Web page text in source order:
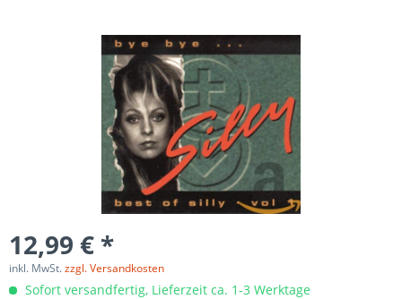
12,99 € *
inkl. MwSt.zzgl. Versandkosten
Sofort versandfertig, Lieferzeit ca. 1-3 Werktage